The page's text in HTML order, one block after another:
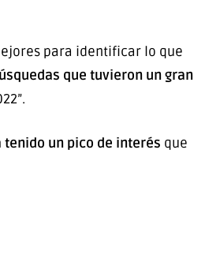
para identificar lo que
que tuvieron un gran
tenido un pico de interés que